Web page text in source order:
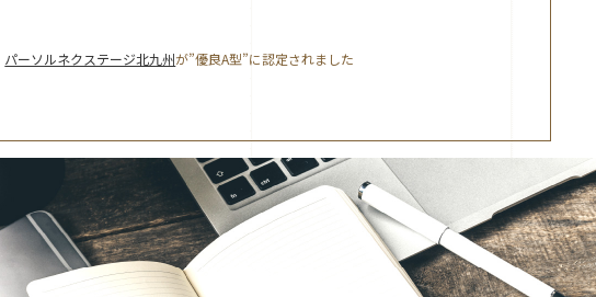
パーソルネクステージ北九州が”優良A型”に認定されました